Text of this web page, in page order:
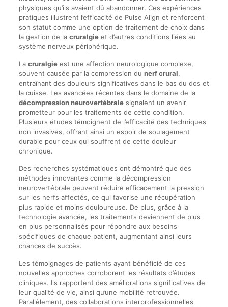
physiques qu’ils avaient dû abandonner. Ces expériences
pratiques illustrent l’efficacité de Pulse Align et renforcent
son statut comme une option de traitement de choix dans
la gestion de la cruralgieet d’autres conditions liées au
système nerveux périphérique.
La cruralgieest une affection neurologique complexe,
souvent causée par la compression du nerf crural,
entraînant des douleurs significatives dans le bas du dos et
la cuisse. Les avancées récentes dans le domaine de la
décompression neurovertébralesignalent un avenir
prometteur pour les traitements de cette condition.
Plusieurs études témoignent de l’efficacité des techniques
non invasives, offrant ainsi un espoir de soulagement
durable pour ceux qui souffrent de cette douleur
chronique.
Des recherches systématiques ont démontré que des
méthodes innovantes comme la décompression
neurovertébrale peuvent réduire efficacement la pression
sur les nerfs affectés, ce qui favorise une récupération
plus rapide et moins douloureuse. De plus, grâce à la
technologie avancée, les traitements deviennent de plus
en plus personnalisés pour répondre aux besoins
spécifiques de chaque patient, augmentant ainsi leurs
chances de succès.
Les témoignages de patients ayant bénéficié de ces
nouvelles approches corroborent les résultats d’études
cliniques. Ils rapportent des améliorations significatives de
leur qualité de vie, ainsi qu’une mobilité retrouvée.
Parallèlement, des collaborations interprofessionnelles